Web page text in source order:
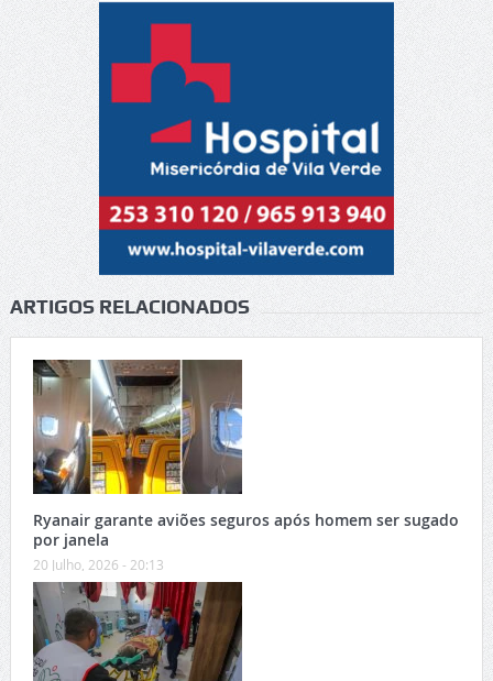
ARTIGOS RELACIONADOS
Ryanair garante aviões seguros após homem ser sugado
por janela
20 Julho, 2026 - 20:13